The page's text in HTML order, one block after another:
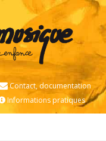
Contact, documentation
Informations pratiques